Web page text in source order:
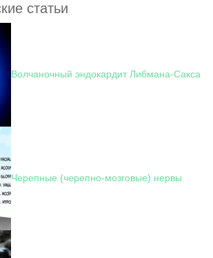
статьи
Волчаночный эндокардит Либмана-Сакса
Черепные (черепно-мозговые) нервы